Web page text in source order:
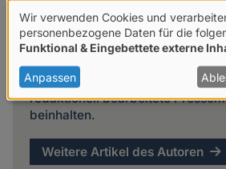
Red.
Mit "Red." sind Artikel
redaktionell bearbeitete
beinhalten.
Weitere Artikel des Autoren
Verwendung
von
personenbezogenen
Daten
und
Cookies
Wir verwenden Cookies und
personenbezogene Daten für die
Funktional & Eingebettete externe
Anpassen